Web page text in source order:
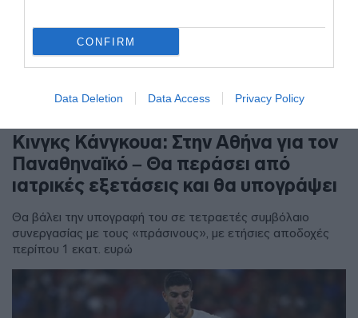
CONFIRM
Data Deletion Data Access Privacy Policy
Κινγκς Κάνγκουα: Στην Αθήνα για τον
Παναθηναϊκό – Θα περάσει από
ιατρικές εξετάσεις και θα υπογράψει
Θα βάλει την υπογραφή του σε τετραετές συμβόλαιο
συνεργασίας με τους «πράσινους», με ετήσιες αποδοχές
περίπου 1 εκατ. ευρώ